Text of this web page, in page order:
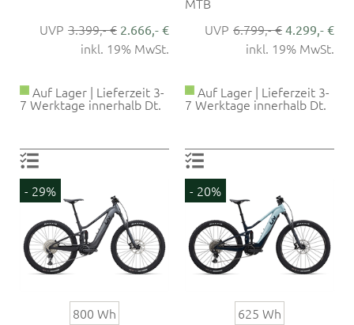
3.399,- € 2.666,- €
inkl. 19% MwSt.
Auf Lager | Lieferzeit 3-
7 Werktage innerhalb Dt.
6.799,- € 4.299,- €
inkl. 19% MwSt.
Auf Lager | Lieferzeit 3-
7 Werktage innerhalb Dt.
- 29%
800 Wh
- 20%
625 Wh